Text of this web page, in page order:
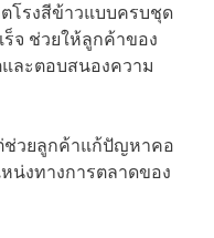
ตโรงสีข้าวแบบครบชุด
ร็จ ช่วยให้ลูกค้าของ
ละตอบสนองความ
ช่วยลูกค้าแก้ปัญหาคอ
น่งทางการตลาดของ